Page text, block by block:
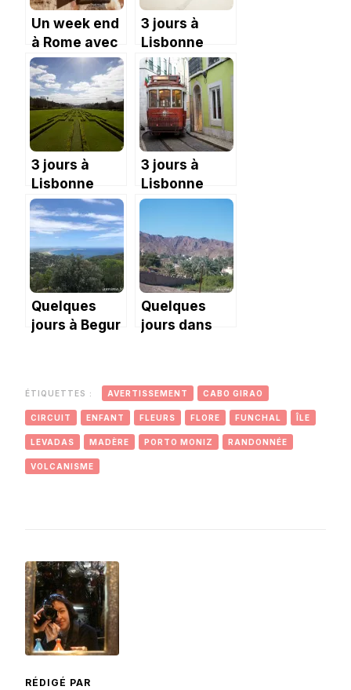
Un week end
à Rome avec
un enfant…
Ou comment
faire moins
de 8 minutes
de queue sur
4 jours !
3 jours à
Lisbonne
(partie 1)
3 jours à
Lisbonne
(3ème partie)
3 jours à
Lisbonne
(partie 2)
Quelques
jours à Begur
Quelques
jours dans
ÉTIQUETTES : AVERTISSEMENT CABO GIRAO
CIRCUIT ENFANT FLEURS FLORE FUNCHAL ÎLE
LEVADAS MADÈRE PORTO MONIZ RANDONNÉE
VOLCANISME
RÉDIGÉ PAR